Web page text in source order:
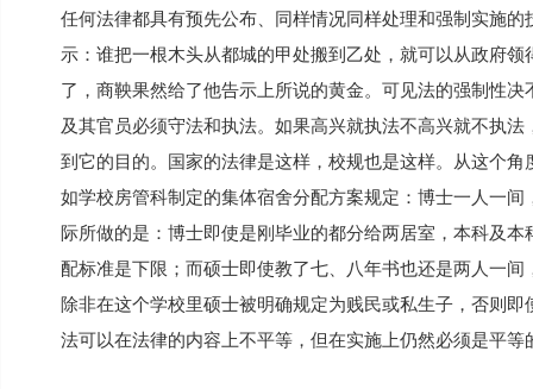
任何法律都具有预先公布、同样情况同样处理和强制实施
示：谁把一根木头从都城的甲处搬到乙处，就可以从政府
了，商鞅果然给了他告示上所说的黄金。可见法的强制性
及其官员必须守法和执法。如果高兴就执法不高兴就不执
到它的目的。国家的法律是这样，校规也是这样。从这个
如学校房管科制定的集体宿舍分配方案规定：博士一人一
际所做的是：博士即使是刚毕业的都分给两居室，本科及
配标准是下限；而硕士即使教了七、八年书也还是两人一
除非在这个学校里硕士被明确规定为贱民或私生子，否则
法可以在法律的内容上不平等，但在实施上仍然必须是平等